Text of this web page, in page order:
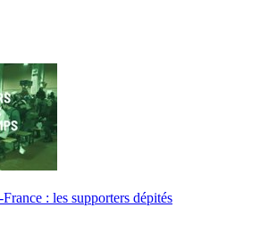
: les supporters dépités